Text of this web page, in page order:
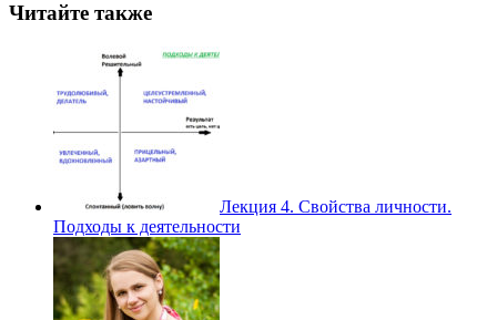
Читайте также
Лекция 4. Свойства личности.
Подходы к деятельности